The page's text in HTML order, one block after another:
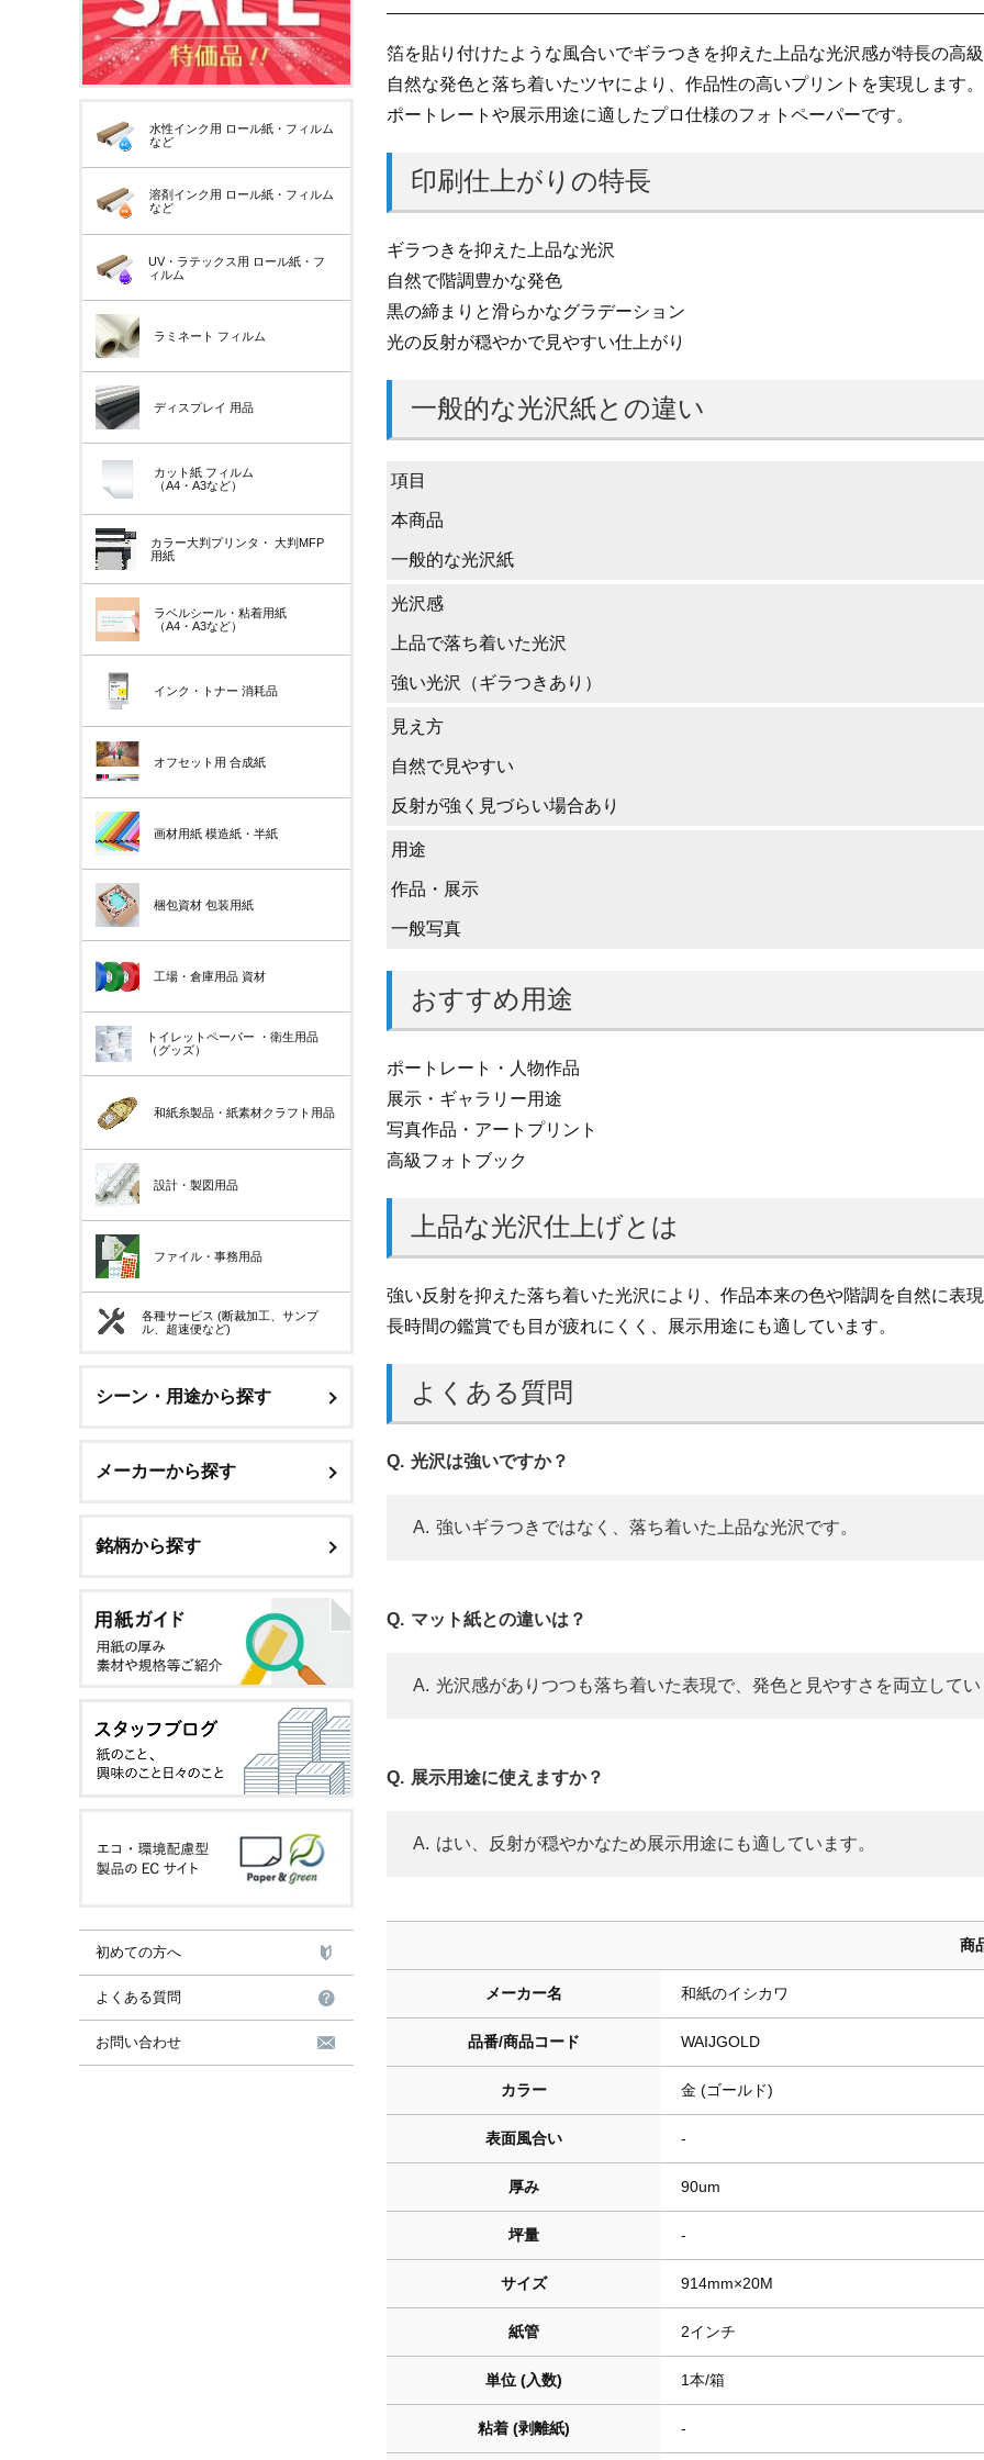
水性インク用 ロール紙・フィルム
など
溶剤インク用 ロール紙・フィルム
など
UV・ラテックス用 ロール紙・フ
ィルム
ラミネート フィルム
ディスプレイ 用品
カット紙 フィルム
（A4・A3など）
カラー大判プリンタ・ 大判MFP
用紙
ラベルシール・粘着用紙
（A4・A3など）
インク・トナー 消耗品
オフセット用 合成紙
画材用紙 模造紙・半紙
梱包資材 包装用紙
工場・倉庫用品 資材
トイレットペーパー ・衛生用品
（グッズ）
和紙糸製品・紙素材クラフト用品
設計・製図用品
ファイル・事務用品
各種サービス (断裁加工、サンプ
ル、超速便など)
シーン・用途から探す
メーカーから探す
銘柄から探す
初めての方へ
よくある質問
お問い合わせ
箔を貼り付けたような風合いでギラつきを抑えた上品な光沢感が特長の高
自然な発色と落ち着いたツヤにより、作品性の高いプリントを実現します。
ポートレートや展示用途に適したプロ仕様のフォトペーパーです。
印刷仕上がりの特長
ギラつきを抑えた上品な光沢
自然で階調豊かな発色
黒の締まりと滑らかなグラデーション
光の反射が穏やかで見やすい仕上がり
一般的な光沢紙との違い
項目
本商品
一般的な光沢紙
光沢感
上品で落ち着いた光沢
強い光沢（ギラつきあり）
見え方
自然で見やすい
反射が強く見づらい場合あり
用途
作品・展示
一般写真
おすすめ用途
ポートレート・人物作品
展示・ギャラリー用途
写真作品・アートプリント
高級フォトブック
上品な光沢仕上げとは
強い反射を抑えた落ち着いた光沢により、作品本来の色や階調を自然に表
長時間の鑑賞でも目が疲れにくく、展示用途にも適しています。
よくある質問
光沢は強いですか？
強いギラつきではなく、落ち着いた上品な光沢です。
マット紙との違いは？
光沢感がありつつも落ち着いた表現で、発色と見やすさを両立して
展示用途に使えますか？
はい、反射が穏やかなため展示用途にも適しています。
商
メーカー名 和紙のイシカワ
品番/商品コード WAIJGOLD
カラー 金 (ゴールド)
表面風合い -
厚み 90um
坪量 -
サイズ 914mm×20M
紙管 2インチ
単位 (入数) 1本/箱
粘着 (剥離紙) -